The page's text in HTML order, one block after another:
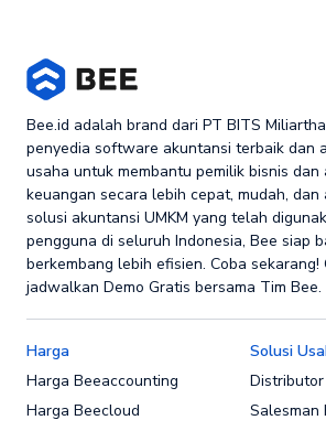
Bee.id adalah brand dari PT BITS
penyedia software akuntansi terbaik dan
usaha untuk membantu pemilik bisnis
keuangan secara lebih cepat, mudah, dan
solusi akuntansi UMKM yang telah
pengguna di seluruh Indonesia, Bee siap
berkembang lebih efisien. Coba
jadwalkan Demo Gratis bersama Tim Bee.
Harga
Harga Beeaccounting
Harga Beecloud
Solusi
Distributor
Salesman